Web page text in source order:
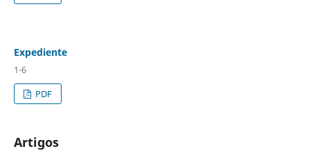
Expediente
1-6
PDF
Artigos